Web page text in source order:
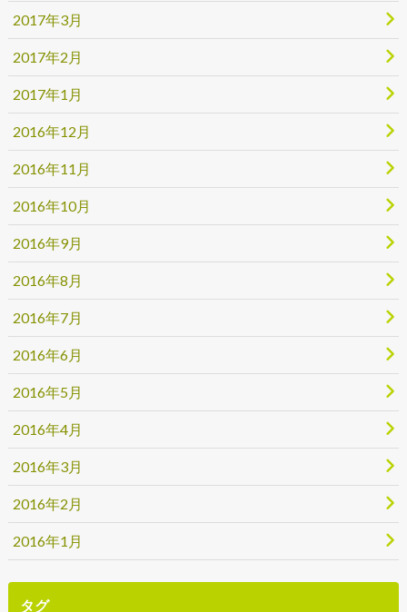
2017年3月
2017年2月
2017年1月
2016年12月
2016年11月
2016年10月
2016年9月
2016年8月
2016年7月
2016年6月
2016年5月
2016年4月
2016年3月
2016年2月
2016年1月
タグ